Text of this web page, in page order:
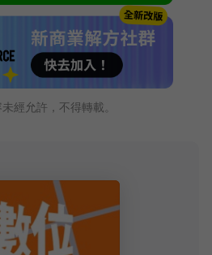
經允許，不得轉載。